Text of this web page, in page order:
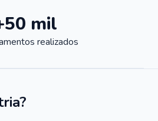
mil
realizados